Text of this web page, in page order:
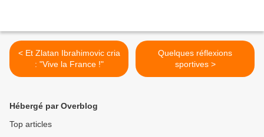
< Et Zlatan Ibrahimovic cria
: "Vive la France !"
Quelques réflexions
sportives >
Hébergé par Overblog
Top articles